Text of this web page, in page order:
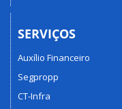
SERVIÇOS
Auxílio Financeiro
Segpropp
CT-Infra